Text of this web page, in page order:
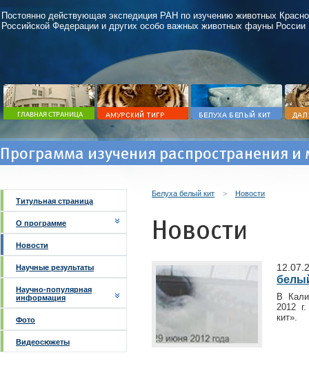
Постоянно действующая экспедиция РАН по изучению животных
Российской Федерации и других особо важных животных фауны России
Программа изучения распространения и
Титульная страница
О программе
Новости
Научные результаты
Научно-популярная
информация
Фото
Видеосюжеты
Белуха белый кит > Новости
Новости
В
2012
кит».